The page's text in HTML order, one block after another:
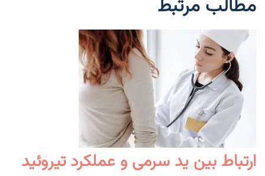
مطالب مرتبط
ارتباط بین ید سرمی و عملکرد تیروئید